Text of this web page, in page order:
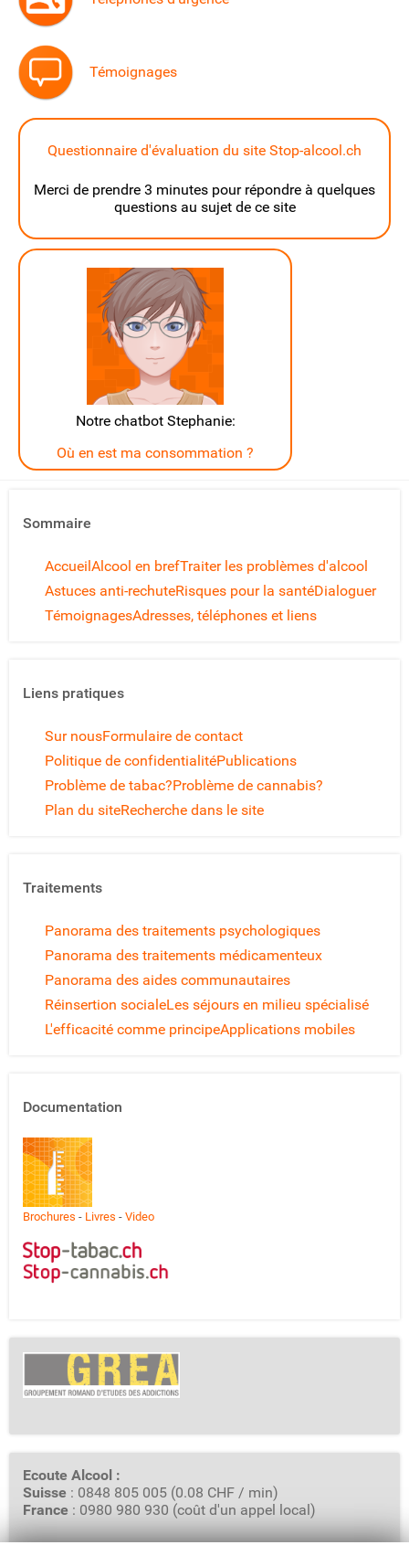
Témoignages
Questionnaire d'évaluation du site Stop-alcool.ch
Merci de prendre 3 minutes pour répondre à quelques
questions au sujet de ce site
Notre chatbot Stephanie:
Où en est ma consommation ?
Sommaire
AccueilAlcool en brefTraiter les problèmes d'alcool
Astuces anti-rechuteRisques pour la santéDialoguer
TémoignagesAdresses, téléphones et liens
Liens pratiques
Sur nousFormulaire de contact
Politique de confidentialitéPublications
Problème de tabac?Problème de cannabis?
Plan du siteRecherche dans le site
Traitements
Panorama des traitements psychologiques
Panorama des traitements médicamenteux
Panorama des aides communautaires
Réinsertion socialeLes séjours en milieu spécialisé
L'efficacité comme principeApplications mobiles
Documentation
Brochures - Livres - Video
Ecoute Alcool :
Suisse : 0848 805 005 (0.08 CHF / min)
France : 0980 980 930 (coût d'un appel local)